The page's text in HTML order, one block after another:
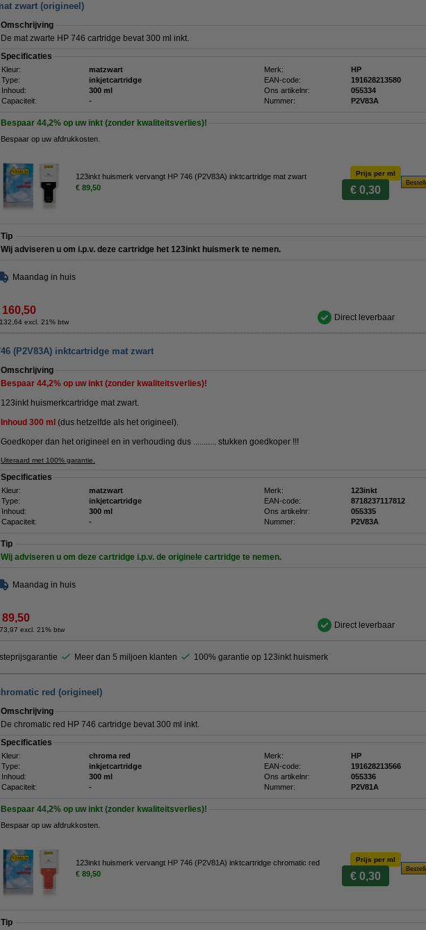
zwart (origineel)
Omschrijving
De mat zwarte HP 746 cartridge bevat 300 ml inkt.
Specificaties
Kleur: matzwart Merk:
HP
Type:
inkjetcartridge EAN-code:
191628213580
Inhoud:
300 ml Ons artikelnr:
055334
Capaciteit:
- Nummer: P2V83A
Bespaar 44,2% op uw inkt (zonder kwaliteitsverlies)!
Bespaar op uw afdrukkosten.
123inkt huismerk vervangt HP 746 (P2V83A) inktcartridge mat zwart
€ 89,50
Prijs per ml
€ 0,30
Tip
Wij adviseren u om i.p.v. deze cartridge het 123inkt huismerk te nemen.
Maandag in huis
160,50
excl. 21% btw Direct leverbaar
(P2V83A) inktcartridge mat zwart
Omschrijving
Bespaar 44,2% op uw inkt (zonder kwaliteitsverlies)!
123inkt huismerkcartridge mat zwart.
Inhoud 300 ml (dus hetzelfde als het origineel).
Goedkoper dan het origineel en in verhouding dus ........... stukken goedkoper !!!
Uiteraard met 100% garantie.
Specificaties
Kleur: matzwart Merk:
123inkt
Type:
inkjetcartridge EAN-code:
8718237117812
Inhoud:
300 ml Ons artikelnr:
055335
Capaciteit:
- Nummer: P2V83A
Tip
Wij adviseren u om deze cartridge i.p.v. de originele cartridge te nemen.
Maandag in huis
89,50
excl. 21% btw Direct leverbaar
Meer dan 5 miljoen klanten 100% garantie op 123inkt huismerk
red (origineel)
Omschrijving
De chromatic red HP 746 cartridge bevat 300 ml inkt.
Specificaties
Kleur: chroma red Merk:
HP
Type:
inkjetcartridge EAN-code:
191628213566
Inhoud:
300 ml Ons artikelnr:
055336
Capaciteit:
- Nummer: P2V81A
Bespaar 44,2% op uw inkt (zonder kwaliteitsverlies)!
Bespaar op uw afdrukkosten.
123inkt huismerk vervangt HP 746 (P2V81A) inktcartridge chromatic red
€ 89,50
Prijs per ml
€ 0,30
Tip